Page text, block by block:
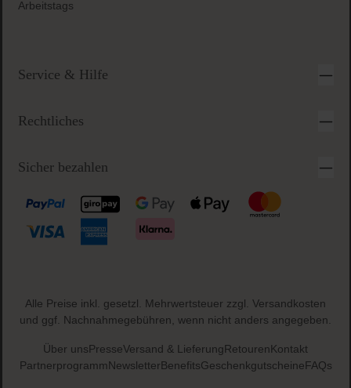
Arbeitstags
Service & Hilfe
Rechtliches
Sicher bezahlen
Alle Preise inkl. gesetzl. Mehrwertsteuer zzgl. Versandkosten
und ggf. Nachnahmegebühren, wenn nicht anders angegeben.
Über unsPresseVersand & LieferungRetourenKontakt
PartnerprogrammNewsletterBenefitsGeschenkgutscheineFAQs